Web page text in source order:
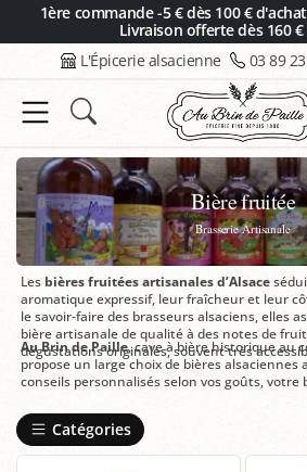
1ère commande -5 € dès 100 € d'achat
Livraison offerte dès 160
L'Épicerie alsacienne 03 89
Bière fruitée
Brasserie Artisanale
Lesbières fruitées artisanales d’Alsace
aromatique expressif, leur fraîcheur et leur
le savoir-faire des brasseurs alsaciens, elles
bière artisanale de qualité à des notes de
dégustations originales, souvent très
Au Brin de Paille, cave à bière historique au
propose un large choix de bières alsaciennes
conseils personnalisés selon vos goûts, votre
Catégories
Panneau de gestion des cookies